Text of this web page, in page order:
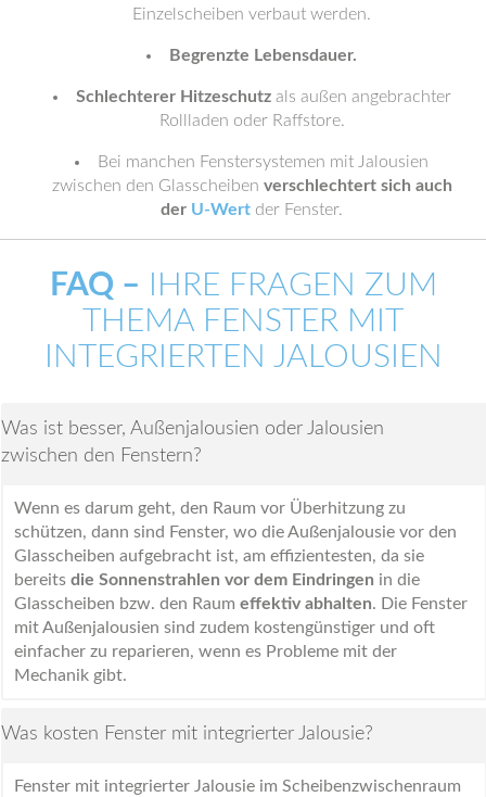
Einzelscheiben verbaut werden.
Begrenzte Lebensdauer.
Schlechterer Hitzeschutzals außen angebrachter
Rollladen oder Raffstore.
Bei manchen Fenstersystemen mit Jalousien
zwischen den Glasscheiben verschlechtert sich auch
der U-Wert der Fenster.
FAQ – IHRE FRAGEN ZUM
THEMA FENSTER MIT
INTEGRIERTEN JALOUSIEN
Was ist besser, Außenjalousien oder Jalousien
zwischen den Fenstern?
Wenn es darum geht, den Raum vor Überhitzung zu
schützen, dann sind Fenster, wo die Außenjalousie vor den
Glasscheiben aufgebracht ist, am effizientesten, da sie
bereits die Sonnenstrahlen vor dem Eindringen in die
Glasscheiben bzw. den Raum effektiv abhalten. Die Fenster
mit Außenjalousien sind zudem kostengünstiger und oft
einfacher zu reparieren, wenn es Probleme mit der
Mechanik gibt.
Was kosten Fenster mit integrierter Jalousie?
Fenster mit integrierter Jalousie im Scheibenzwischenraum